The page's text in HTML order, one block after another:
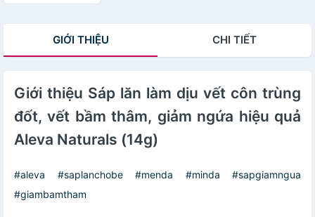
GIỚI THIỆU CHI TIẾT
Giới thiệu Sáp lăn làm dịu vết côn trùng
đốt, vết bầm thâm, giảm ngứa hiệu quả
Aleva Naturals (14g)
#aleva #saplanchobe #menda #minda #sapgiamngua
#giambamtham